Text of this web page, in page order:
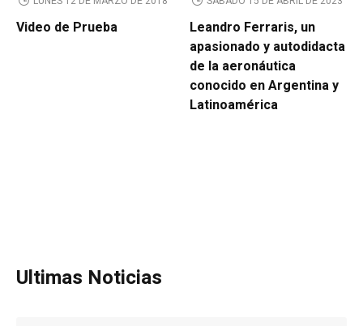
Video de Prueba
Leandro Ferraris, un
apasionado y autodidacta
de la aeronáutica
conocido en Argentina y
Latinoamérica
Ultimas Noticias